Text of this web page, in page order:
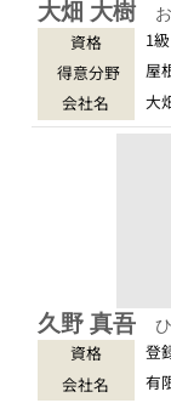
大畑 大樹
資格
1
得意分野
屋
会社名
大
久野 真吾
資格
登
会社名
有